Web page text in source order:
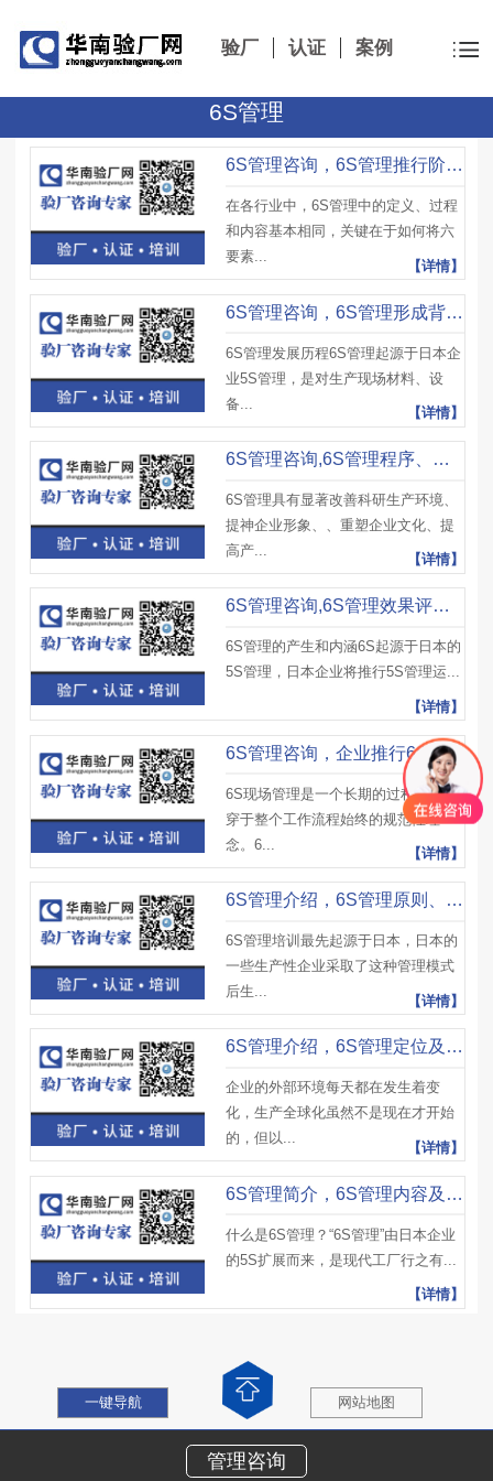
验厂 认证 案例
6S管理
6S管理咨询，6S管理推行阶段、6S管理推行技巧及注意事项
在各行业中，6S管理中的定义、过程
和内容基本相同，关键在于如何将六
要素...
【详情】
6S管理咨询，6S管理形成背景及发展历程
6S管理发展历程6S管理起源于日本企
业5S管理，是对生产现场材料、设
备...
【详情】
6S管理咨询,6S管理程序、定置管理要求及6S管理实施步骤
6S管理具有显著改善科研生产环境、
提神企业形象、、重塑企业文化、提
高产...
【详情】
6S管理咨询,6S管理效果评比审核标准及6S现场管理对企业的意义
6S管理的产生和内涵6S起源于日本的
5S管理，日本企业将推行5S管理运...
【详情】
6S管理咨询，企业推行6S管理有效措施建议及注意事项
6S现场管理是一个长期的过程，是贯
穿于整个工作流程始终的规范性理
念。6...
【详情】
6S管理介绍，6S管理原则、6S管理实施原则及相关要求
6S管理培训最先起源于日本，日本的
一些生产性企业采取了这种管理模式
后生...
【详情】
6S管理介绍，6S管理定位及6S管理管理对象
企业的外部环境每天都在发生着变
化，生产全球化虽然不是现在才开始
的，但以...
【详情】
6S管理简介，6S管理内容及6S管理目的
什么是6S管理？“6S管理”由日本企业
的5S扩展而来，是现代工厂行之有...
【详情】
管理咨询
一键导航 网站地图